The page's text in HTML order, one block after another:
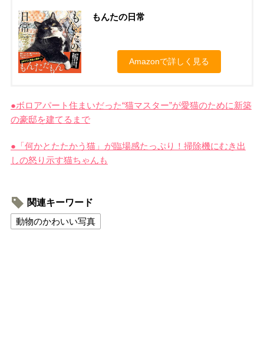
もんたの日常
Amazonで詳しく見る
●ボロアパート住まいだった“猫マスター”が愛猫のために新築
の豪邸を建てるまで
●「何かとたたかう猫」が臨場感たっぷり！掃除機にむき出
しの怒り示す猫ちゃんも
関連キーワード
動物のかわいい写真